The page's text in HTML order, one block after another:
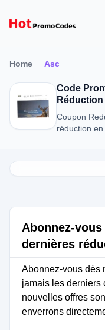
Home Asc
Code
Réduction
Coupon
réduction
Abonnez-
dernières
Abonnez-vous dès
jamais les derniers
nouvelles offres
enverrons